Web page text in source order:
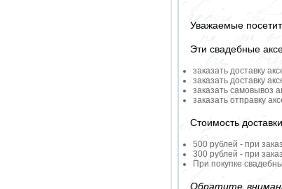
Уважаемые
Эти свадебные
заказать доставку
заказать доставку
заказать самовывоз
заказать отправку
Стоимость
500 рублей - при
300 рублей - при
При покупке
Обратите